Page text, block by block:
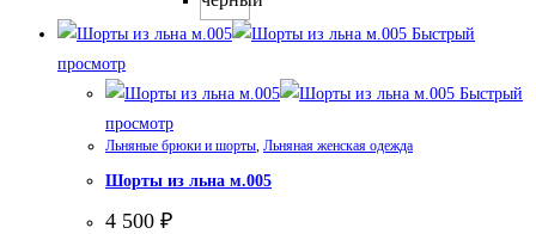
на
товара.
Быстрый
просмотр
Быстрый
просмотр
Льняные брюки и шорты Льняная женская одежда
Шорты из льна м.005
4 500 ₽